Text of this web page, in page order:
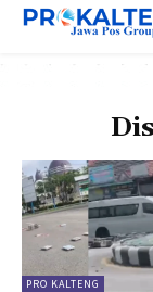
PRO KALTENG